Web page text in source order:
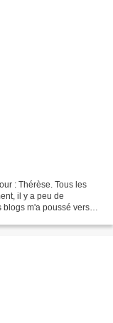
: Thérèse. Tous les
il y a peu de
m'a poussé vers